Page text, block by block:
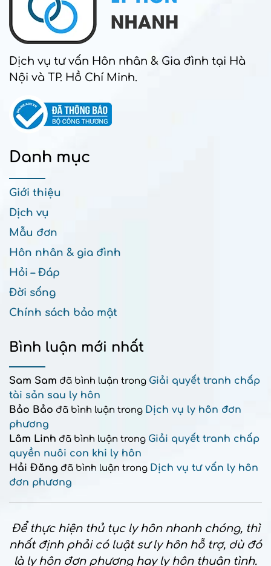
Dịch vụ tư vấn Hôn nhân & Gia đình tại Hà
Nội và TP. Hồ Chí Minh.
Danh mục
Giới thiệu
Dịch vụ
Mẫu đơn
Hôn nhân & gia đình
Hỏi – Đáp
Đời sống
Chính sách bảo mật
Bình luận mới nhất
Sam Sam đã bình luận trong Giải quyết tranh chấp
tài sản sau ly hôn
Bảo Bảo đã bình luận trong Dịch vụ ly hôn đơn
phương
Lâm Linh đã bình luận trong Giải quyết tranh chấp
quyền nuôi con khi ly hôn
Hải Đăng đã bình luận trong Dịch vụ tư vấn ly hôn
đơn phương
Để thực hiện thủ tục ly hôn nhanh chóng, thì
nhất định phải có luật sư ly hôn hỗ trợ, dù đó
là ly hôn đơn phương hay ly hôn thuận tình.